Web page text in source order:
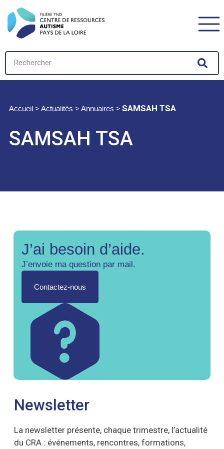
Accueil> Actualités> Annuaires> SAMSAH TSA
SAMSAH TSA
J’ai besoin d’aide.
J’envoie ma question par mail.
Contactez-nous
Newsletter
La newsletter présente, chaque trimestre, l’actualité
du CRA : événements, rencontres, formations,